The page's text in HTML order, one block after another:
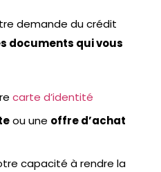
demande du crédit
documents qui vous
carte d’identité
ou une offre d’achat
capacité à rendre la